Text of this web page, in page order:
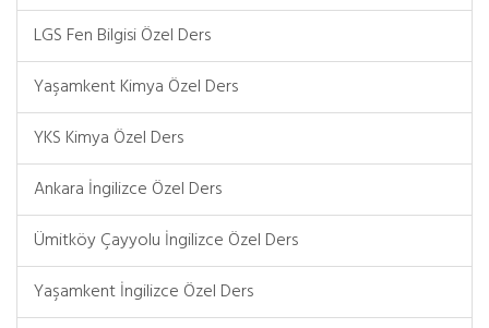
LGS Fen Bilgisi Özel Ders
Yaşamkent Kimya Özel Ders
YKS Kimya Özel Ders
Ankara İngilizce Özel Ders
Ümitköy Çayyolu İngilizce Özel Ders
Yaşamkent İngilizce Özel Ders